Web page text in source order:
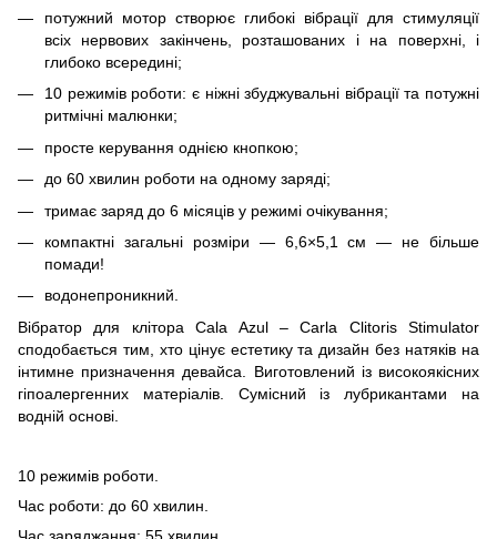
потужний мотор створює глибокі вібрації для стимуляції
всіх нервових закінчень, розташованих і на поверхні, і
глибоко всередині;
10 режимів роботи: є ніжні збуджувальні вібрації та потужні
ритмічні малюнки;
просте керування однією кнопкою;
до 60 хвилин роботи на одному заряді;
тримає заряд до 6 місяців у режимі очікування;
компактні загальні розміри — 6,6×5,1 см — не більше
помади!
водонепроникний.
Вібратор для клітора Cala Azul – Carla Clitoris Stimulator
сподобається тим, хто цінує естетику та дизайн без натяків на
інтимне призначення девайса. Виготовлений із високоякісних
гіпоалергенних матеріалів. Сумісний із лубрикантами на
водній основі.
10 режимів роботи.
Час роботи: до 60 хвилин.
Час заряджання: 55 хвилин.